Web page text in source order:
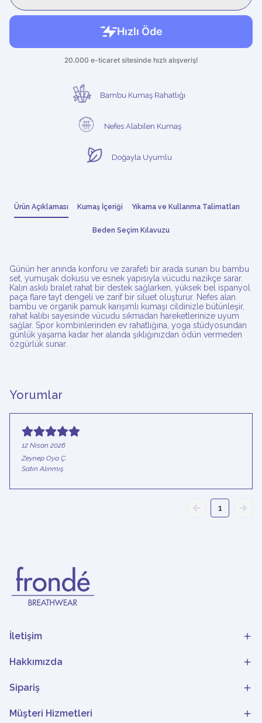
Bambu Kumaş Rahatlığı
Nefes Alabilen Kumaş
Doğayla Uyumlu
Ürün Açıklaması Kumaş İçeriği Yıkama ve Kullanma Talimatları
Beden Seçim Kılavuzu
Günün her anında konforu ve zarafeti bir arada sunan bu bambu
set, yumuşak dokusu ve esnek yapısıyla vücudu nazikçe sarar.
Kalın askılı bralet rahat bir destek sağlarken, yüksek bel ispanyol
paça flare tayt dengeli ve zarif bir siluet oluşturur. Nefes alan
bambu ve organik pamuk karışımlı kumaşı cildinizle bütünleşir,
rahat kalıbı sayesinde vücudu sıkmadan hareketlerinize uyum
sağlar. Spor kombinlerinden ev rahatlığına, yoga stüdyosundan
günlük yaşama kadar her alanda şıklığınızdan ödün vermeden
özgürlük sunar.
Yorumlar
12 Nisan 2026
Zeynep Oya Ç.
Satın Alınmış
1
İletişim
Hakkımızda
Sipariş
Müşteri Hizmetleri